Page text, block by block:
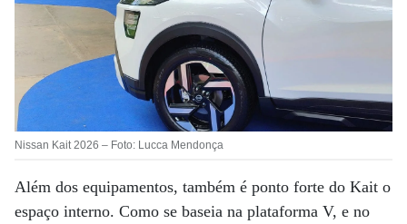
Nissan Kait 2026 – Foto: Lucca Mendonça
Além dos equipamentos, também é ponto forte do Kait o
espaço interno. Como se baseia na plataforma V, e no